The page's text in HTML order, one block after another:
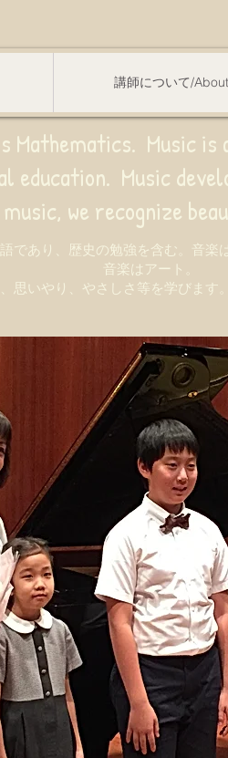
講師について/
Mathematics. Music is
Music
beauty,
であり、歴史の勉強を含む。音
音楽はアート。
思いやり、やさしさ等を学びます